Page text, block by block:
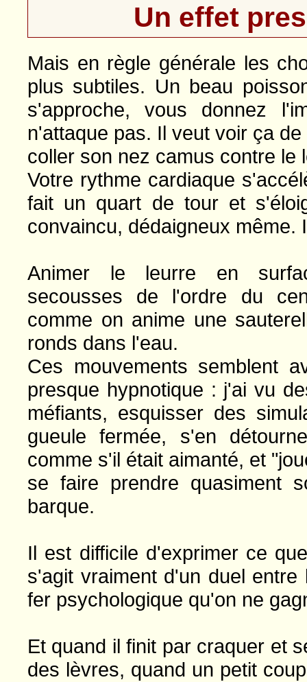
Un effet
Mais en règle générale les
plus subtiles. Un beau
s'approche, vous donnez
n'attaque pas. Il veut voir ça
coller son nez camus contre le
Votre rythme cardiaque
fait un quart de tour et
convaincu, dédaigneux même.
Animer le leurre en
secousses de l'ordre du
comme on anime une
ronds dans l'eau.
Ces mouvements semblent
presque hypnotique : j'ai vu
méfiants, esquisser des
gueule fermée, s'en
comme s'il était aimanté, et
se faire prendre quasiment
barque.
Il est difficile d'exprimer ce
s'agit vraiment d'un duel
fer psychologique qu'on ne
Et quand il finit par craquer et
des lèvres, quand un petit